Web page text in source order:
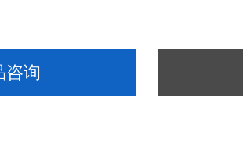
咨询